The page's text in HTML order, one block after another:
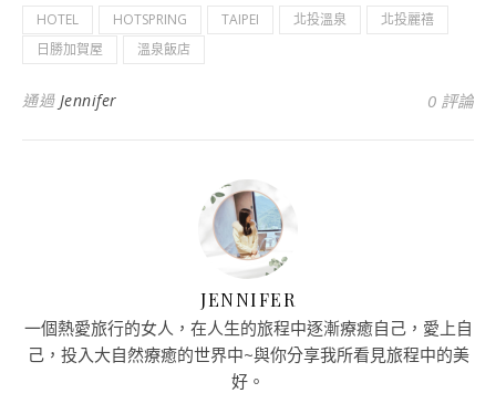
HOTEL HOTSPRING TAIPEI 北投溫泉
北投麗禧
日勝加賀屋
溫泉飯店
通過 Jennifer 0 評論
JENNIFER
一個熱愛旅行的女人，在人生的旅程中逐漸療癒自己，愛上自
己，投入大自然療癒的世界中~與你分享我所看見旅程中的美
好。